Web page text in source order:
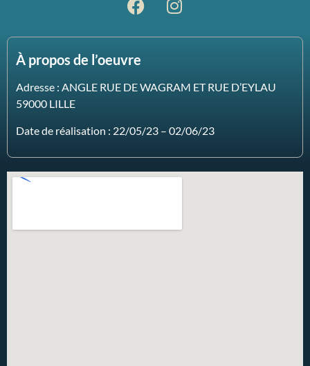
À propos de l’oeuvre
Adresse : ANGLE RUE DE WAGRAM ET RUE D’EYLAU
59000 LILLE
Date de réalisation : 22/05/23 – 02/06/23